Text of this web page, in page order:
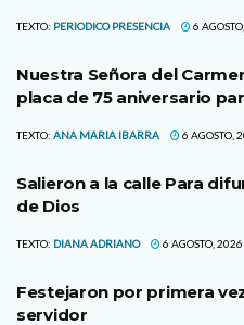
TEXTO: PERIODICO PRESENCIA 6
Nuestra Señora del
placa de 75 aniversario
TEXTO: ANA MARIA IBARRA 6 AGOSTO,
Salieron a la calle Para
de Dios
TEXTO: DIANA ADRIANO 6 AGOSTO, 2026
Festejaron por primera
servidor